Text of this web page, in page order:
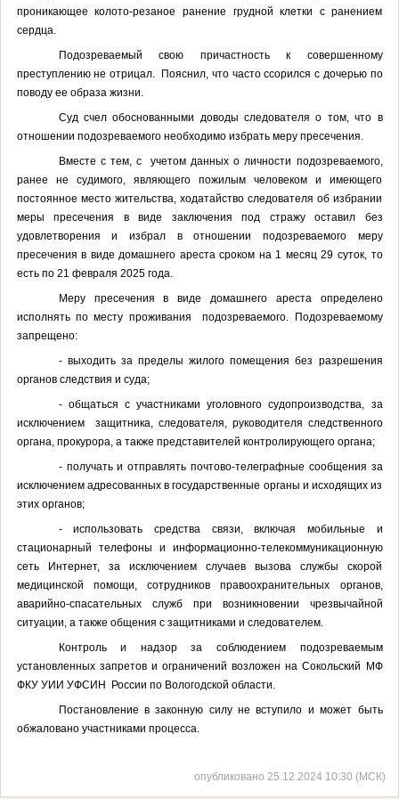
проникающее колото-резаное ранение грудной клетки с ранением
сердца.
Подозреваемый свою причастность к совершенному
преступлению не отрицал.
Пояснил, что часто ссорился с дочерью по
поводу ее образа жизни.
Суд счел обоснованными доводы следователя о том, что в
отношении подозреваемого необходимо избрать меру пресечения.
Вместе с тем, с
учетом данных о личности подозреваемого,
ранее не судимого, являющего пожилым человеком и имеющего
постоянное место жительства, ходатайство следователя об избрании
меры пресечения в виде заключения под стражу оставил без
удовлетворения и избрал в отношении подозреваемого
меру
пресечения в виде домашнего ареста сроком на 1 месяц 29 суток, то
есть по 21 февраля 2025 года.
Меру пресечения в виде домашнего ареста определено
исполнять по месту проживания
подозреваемого. Подозреваемому
запрещено:
- выходить за пределы жилого помещения без разрешения
органов следствия и суда;
- общаться с участниками уголовного судопроизводства, за
исключением
защитника, следователя, руководителя следственного
органа, прокурора, а также представителей контролирующего органа;
- получать и отправлять почтово-телеграфные сообщения за
исключением адресованных в государственные органы и исходящих из
этих органов;
- использовать средства связи, включая мобильные и
стационарный телефоны и информационно-телекоммуникационную
сеть Интернет, за исключением случаев вызова службы скорой
медицинской помощи, сотрудников правоохранительных органов,
аварийно-спасательных служб при возникновении чрезвычайной
ситуации, а также общения с защитниками и следователем.
Контроль и надзор за соблюдением подозреваемым
установленных запретов и ограничений возложен на Сокольский МФ
ФКУ УИИ УФСИН России по Вологодской области.
Постановление в законную силу не вступило и может быть
обжаловано участниками процесса.
опубликовано 25.12.2024 10:30 (МСК)